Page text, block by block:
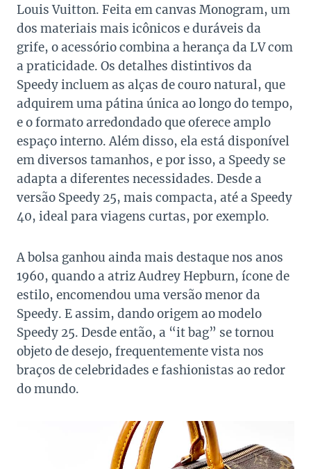
Louis Vuitton. Feita em canvas Monogram, um
dos materiais mais icônicos e duráveis da
grife, o acessório combina a herança da LV com
a praticidade. Os detalhes distintivos da
Speedy incluem as alças de couro natural, que
adquirem uma pátina única ao longo do tempo,
e o formato arredondado que oferece amplo
espaço interno. Além disso, ela está disponível
em diversos tamanhos, e por isso, a Speedy se
adapta a diferentes necessidades. Desde a
versão Speedy 25, mais compacta, até a Speedy
40, ideal para viagens curtas, por exemplo.
A bolsa ganhou ainda mais destaque nos anos
1960, quando a atriz Audrey Hepburn, ícone de
estilo, encomendou uma versão menor da
Speedy. E assim, dando origem ao modelo
Speedy 25. Desde então, a “it bag” se tornou
objeto de desejo, frequentemente vista nos
braços de celebridades e fashionistas ao redor
do mundo.